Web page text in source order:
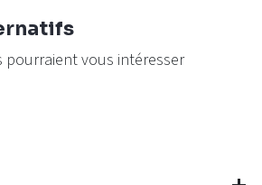
pourraient vous intéresser